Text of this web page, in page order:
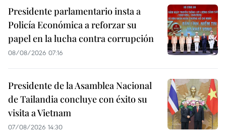
Presidente parlamentario insta a
Policía Económica a reforzar su
papel en la lucha contra corrupción
08/08/2026 07:16
Presidente de la Asamblea Nacional
de Tailandia concluye con éxito su
visita a Vietnam
07/08/2026 14:30